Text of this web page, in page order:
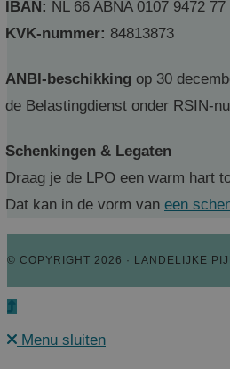
IBAN: NL 66 ABNA 0107 9472 77
KVK-nummer: 84813873
ANBI-beschikking op 30
de Belastingdienst onder RSIN-
Schenkingen & Legaten
Draag je de LPO een warm hart
Dat kan in de vorm van een
© COPYRIGHT 2026 · LANDELIJKE
Menu sluiten